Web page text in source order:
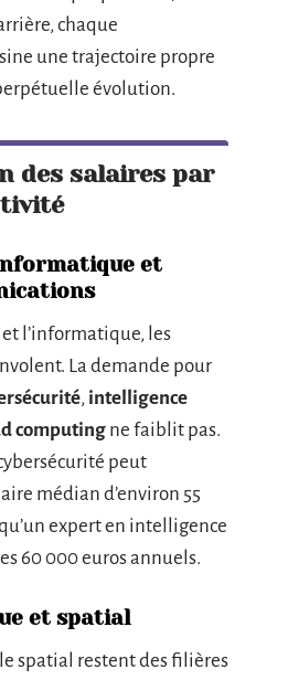
chaque
une trajectoire propre
évolution.
des salaires par
et
l’informatique, les
La demande pour
, intelligence
computing ne faiblit pas.
peut
médian d’environ 55
expert en intelligence
60 000 euros annuels.
et spatial
spatial restent des filières